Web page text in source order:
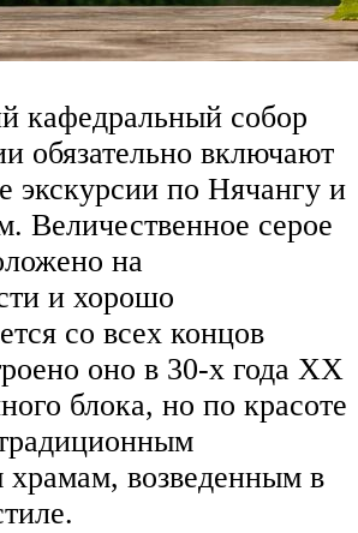
кафедральный собор
обязательно включают
экскурсии по Нячангу и
Величественное серое
на
и хорошо
со всех концов
оно в 30-х года ХХ
блока, но по красоте
храмам, возведенным в